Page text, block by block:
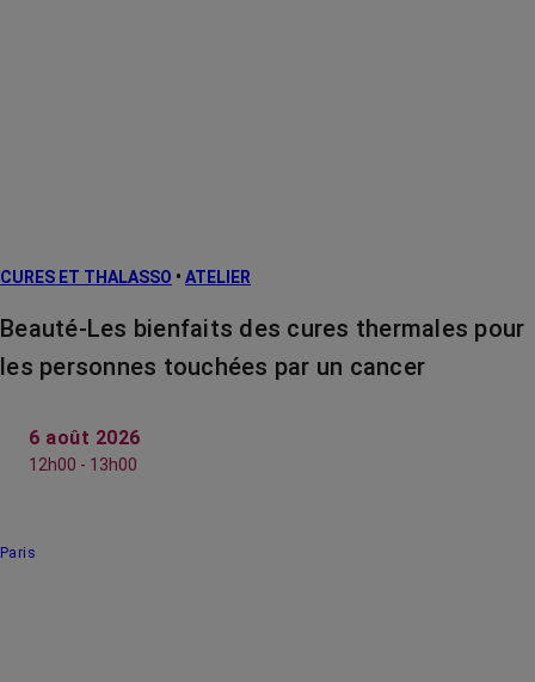
CURES ET THALASSO • ATELIER
Beauté-Les bienfaits des cures thermales pour
les personnes touchées par un cancer
6 août 2026
12h00 - 13h00
Paris